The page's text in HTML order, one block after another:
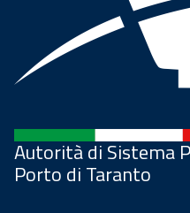
Autorità di Sistema
Porto di Taranto